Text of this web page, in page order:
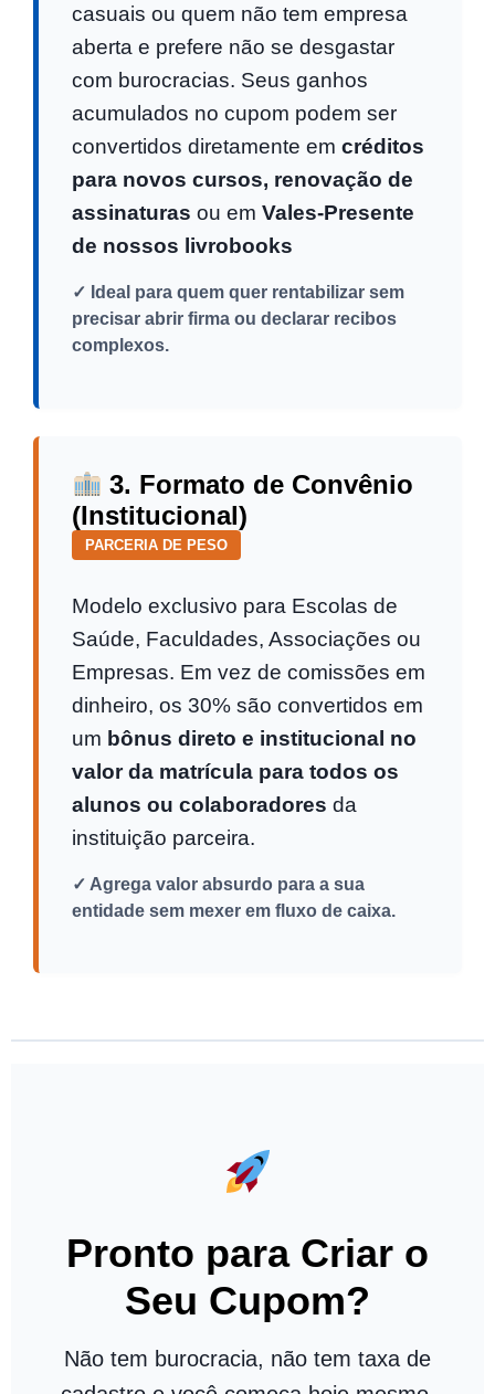
casuais ou quem não tem empresa
aberta e prefere não se desgastar
com burocracias. Seus ganhos
acumulados no cupom podem ser
convertidos diretamente em créditos
para novos cursos, renovação de
assinaturas ou em Vales-Presente
de nossos livrobooks
✓ Ideal para quem quer rentabilizar sem
precisar abrir firma ou declarar recibos
complexos.
3. Formato de Convênio
(Institucional)
PARCERIA DE PESO
Modelo exclusivo para Escolas de
Saúde, Faculdades, Associações ou
Empresas. Em vez de comissões em
dinheiro, os 30% são convertidos em
um bônus direto e institucional no
valor da matrícula para todos os
alunos ou colaboradores da
instituição parceira.
✓ Agrega valor absurdo para a sua
entidade sem mexer em fluxo de caixa.
Pronto para Criar o
Seu Cupom?
Não tem burocracia, não tem taxa de